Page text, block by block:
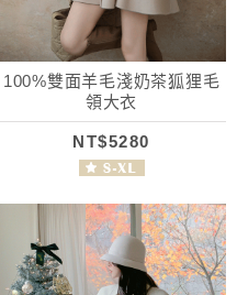
100%雙面羊毛淺奶茶狐狸毛
領大衣
NT$5280